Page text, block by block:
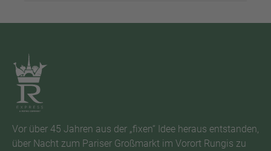
Vor über 45 Jahren aus der „fixen“ Idee heraus entstanden,
über Nacht zum Pariser Großmarkt im Vorort Rungis zu